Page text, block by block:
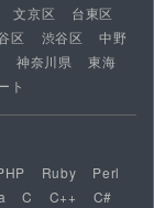
文京区
台東区
区 渋谷区
中野
神奈川県
東海
ト
Ruby
Perl
C C++
C#